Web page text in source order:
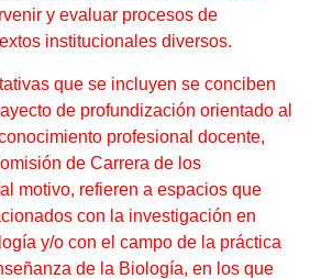
y evaluar procesos de
institucionales diversos.
que se incluyen se conciben
de profundización orientado al
profesional docente,
de Carrera de los
motivo, refieren a espacios que
con la investigación en
y/o con el campo de la práctica
de la Biología, en los que